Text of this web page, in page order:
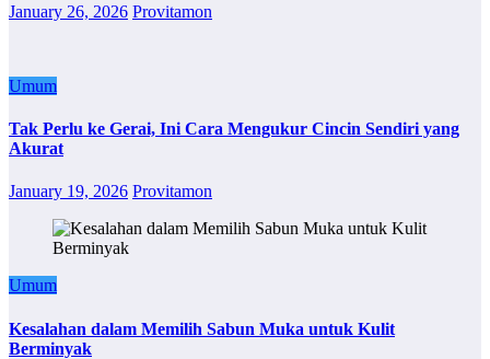
January 26, 2026 Provitamon
Umum
Tak Perlu ke Gerai, Ini Cara Mengukur Cincin Sendiri yang
Akurat
January 19, 2026 Provitamon
Umum
Kesalahan dalam Memilih Sabun Muka untuk Kulit
Berminyak